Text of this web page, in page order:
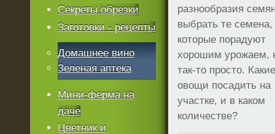
разнообразия
выбрать те семена,
которые порадуют
хорошим урожаем,
так-то просто. Какие
овощи посадить на
участке, и в каком
количестве?
Секреты обрезки
Заготовки - рецепты
Домашнее вино
Зеленая аптека
Мини-ферма на
даче
Цветник и